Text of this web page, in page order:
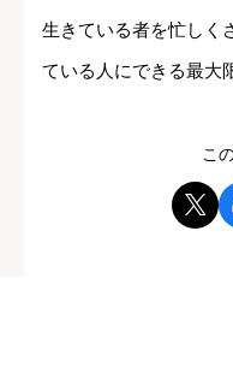
生きている者を忙しく
ている人にできる最大
こ